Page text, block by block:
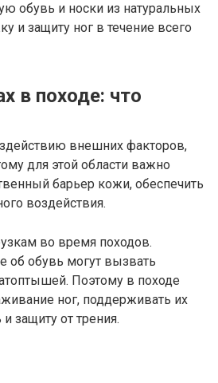
обувь и носки из натуральных
и защиту ног в течение всего
в походе: что
внешних факторов,
для этой области важно
барьер кожи, обеспечить
воздействия.
во время походов.
об обувь могут вызвать
Поэтому в походе
ног, поддерживать их
защиту от трения.